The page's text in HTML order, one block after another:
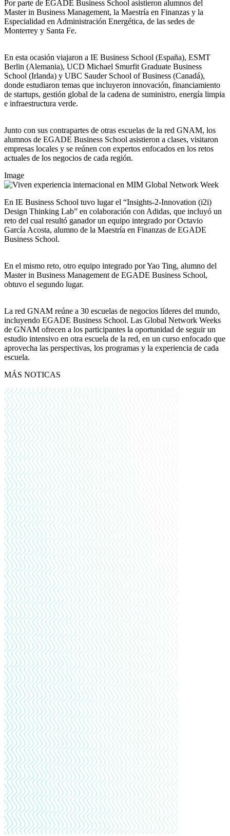
Por parte de EGADE Business School asistieron alumnos del
Master in Business Management, la Maestría en Finanzas y la
Especialidad en Administración Energética, de las sedes de
Monterrey y Santa Fe.
En esta ocasión viajaron a IE Business School (España), ESMT
Berlin (Alemania), UCD Michael Smurfit Graduate Business
School (Irlanda) y UBC Sauder School of Business (Canadá),
donde estudiaron temas que incluyeron innovación, financiamiento
de startups, gestión global de la cadena de suministro, energía limpia
e infraestructura verde.
Junto con sus contrapartes de otras escuelas de la red GNAM, los
alumnos de EGADE Business School asistieron a clases, visitaron
empresas locales y se reúnen con expertos enfocados en los retos
actuales de los negocios de cada región.
Image
En IE Business School tuvo lugar el “Insights-2-Innovation (i2i)
Design Thinking Lab” en colaboración con Adidas, que incluyó un
reto del cual resultó ganador un equipo integrado por Octavio
García Acosta, alumno de la Maestría en Finanzas de EGADE
Business School.
En el mismo reto, otro equipo integrado por Yao Ting, alumno del
Master in Business Management de EGADE Business School,
obtuvo el segundo lugar.
La red GNAM reúne a 30 escuelas de negocios líderes del mundo,
incluyendo EGADE Business School. Las Global Network Weeks
de GNAM ofrecen a los participantes la oportunidad de seguir un
estudio intensivo en otra escuela de la red, en un curso enfocado que
aprovecha las perspectivas, los programas y la experiencia de cada
escuela.
MÁS NOTICAS